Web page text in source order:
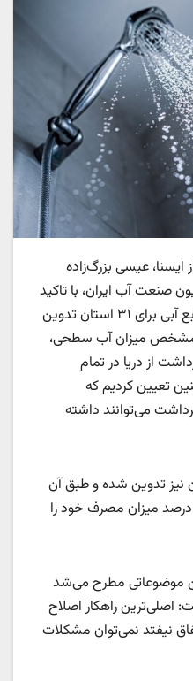
ایسنا، عیسی بزرگ‌زاده
صنعت آب ایران، با تاکید
بر اینکه یک بسته مدیریت منابع آبی برای ۳۱ استان تدوین
مشخص میزان آب سطحی،
از دریا در تمام
تعیین کردیم که
می‌توانند داشته
نیز تدوین شده و طبق آن
می‌بایست بخش کشاورزی ۴۵ درصد میزان مصرف خود را
موضوعاتی مطرح می‌شد
اصلی‌ترین راهکار اصلاح
نیفتد نمی‌توان مشکلات